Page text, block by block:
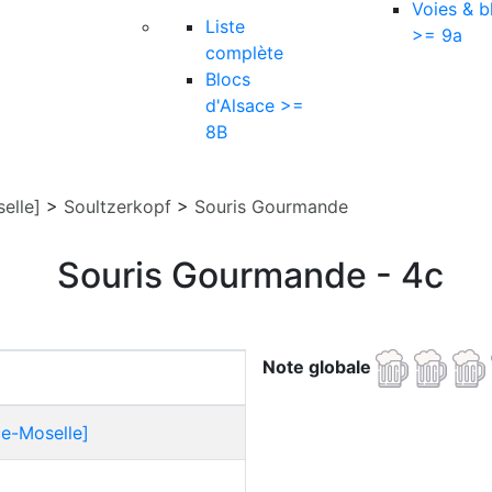
Liste
complète
Blocs
d'Alsace >=
8B
Voies &
>= 9a
> Soultzerkopf > Souris Gourmande
Souris Gourmande - 4c
Moselle]
Note globale